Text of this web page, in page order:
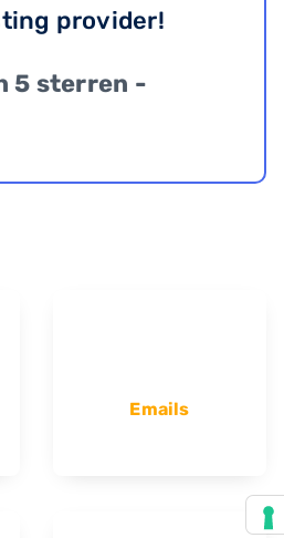
provider!
5 sterren -
Emails